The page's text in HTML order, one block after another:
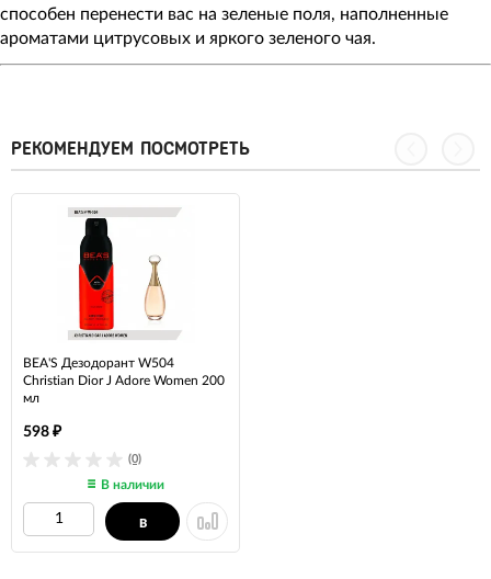
способен перенести вас на зеленые поля, наполненные
ароматами цитрусовых и яркого зеленого чая.
РЕКОМЕНДУЕМ ПОСМОТРЕТЬ
BEA'S Дезодорант W504
Christian Dior J Adore Women 200
мл
(0)
598 ₽
В наличии
В